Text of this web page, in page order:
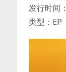
发行时间
类型：EP